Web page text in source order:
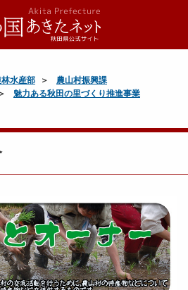
水産部
農山村振興課
魅力ある秋田の里づくり推進事業